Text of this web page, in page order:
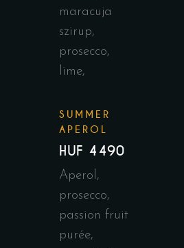
maracuja
szirup,
prosecco,
lime,
SUMMER
APEROL
HUF 4490
Aperol,
prosecco,
passion fruit
purée,